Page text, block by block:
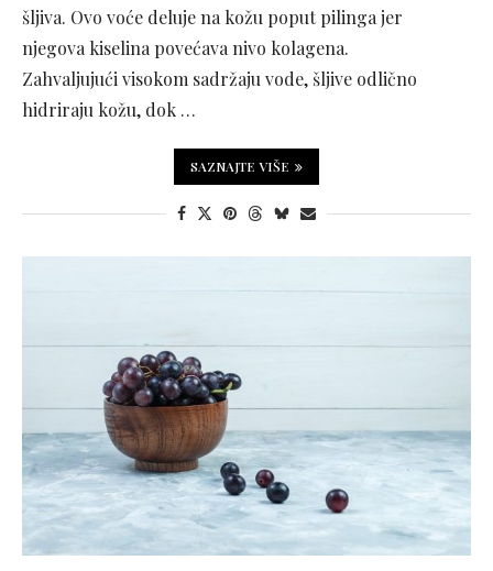
šljiva. Ovo voće deluje na kožu poput pilinga jer
njegova kiselina povećava nivo kolagena.
Zahvaljujući visokom sadržaju vode, šljive odlično
hidriraju kožu, dok …
SAZNAJTE VIŠE